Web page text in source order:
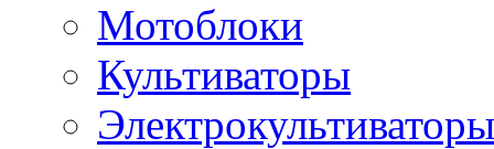
Мотоблоки
Культиваторы
Электрокультиваторы